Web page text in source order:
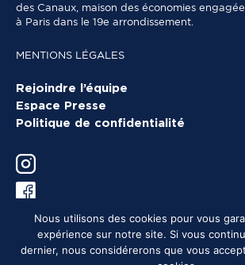
des Canaux, maison des économies
à Paris dans le 19e arrondissement.
MENTIONS LÉGALES
Rejoindre l’équipe
Espace Presse
Politique de confidentialité
Nous utilisons des cookies pour vous
expérience sur notre site. Si vous
dernier, nous considérerons que vous